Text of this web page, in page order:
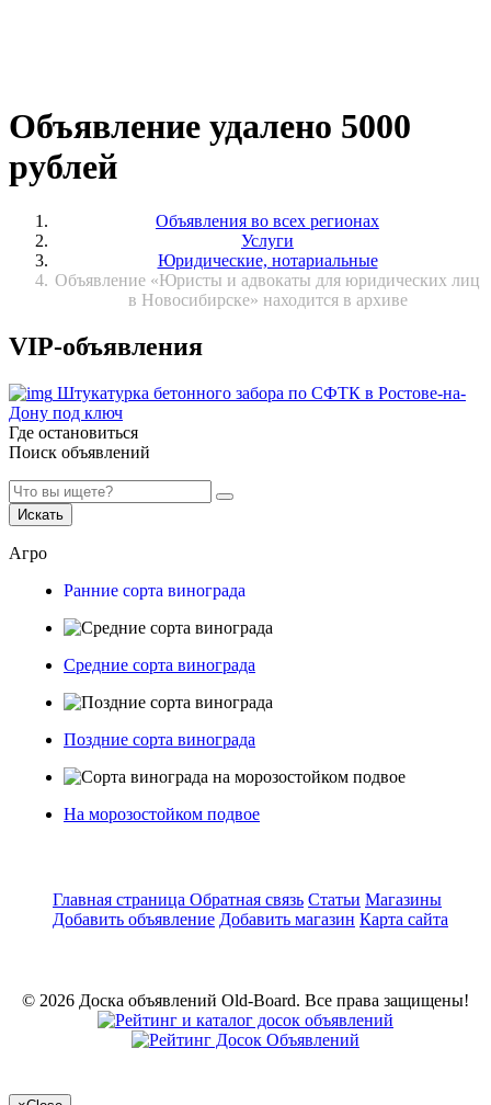
Объявление удалено 5000
рублей
Объявления во всех регионах
Услуги
Юридические, нотариальные
Объявление «Юристы и адвокаты для юридических лиц
в Новосибирске» находится в архиве
VIP-объявления
Штукатурка бетонного забора по СФТК в Ростове-на-
Дону под ключ
Где остановиться
Поиск объявлений
Искать
Агро
Ранние сорта винограда
Средние сорта винограда
Поздние сорта винограда
На морозостойком подвое
Главная страница Обратная связь Статьи Магазины
Добавить объявление Добавить магазин Карта сайта
© 2026 Доска объявлений Old-Board. Все права защищены!